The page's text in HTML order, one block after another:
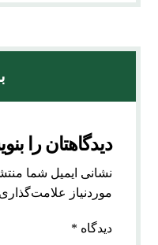
دیدگاهتان را
نشانی ایمیل شما
موردنیاز
دیدگاه *